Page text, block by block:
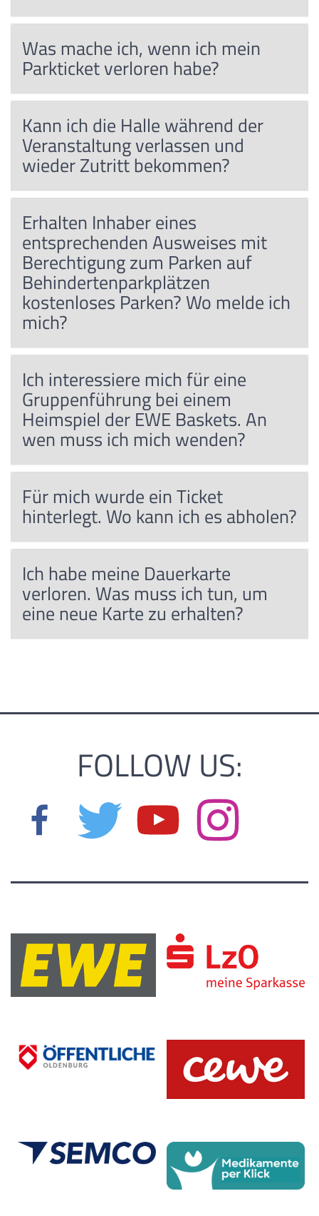
Was mache ich, wenn ich mein
Parkticket verloren habe?
Kann ich die Halle während der
Veranstaltung verlassen und
wieder Zutritt bekommen?
Erhalten Inhaber eines
entsprechenden Ausweises mit
Berechtigung zum Parken auf
Behindertenparkplätzen
kostenloses Parken? Wo melde ich
mich?
Ich interessiere mich für eine
Gruppenführung bei einem
Heimspiel der EWE Baskets. An
wen muss ich mich wenden?
Für mich wurde ein Ticket
hinterlegt. Wo kann ich es abholen?
Ich habe meine Dauerkarte
verloren. Was muss ich tun, um
eine neue Karte zu erhalten?
FOLLOW US: